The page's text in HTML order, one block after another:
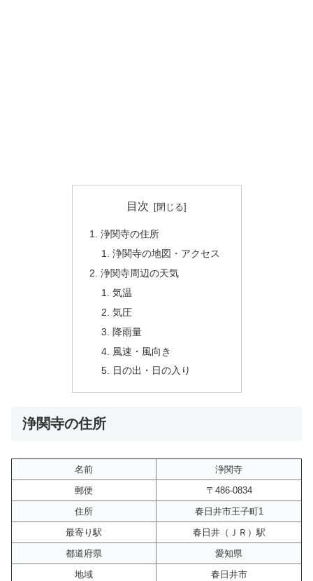
目次
浄関寺の住所
浄関寺の地図・アクセス
浄関寺周辺の天気
気温
気圧
降雨量
風速・風向き
日の出・日の入り
浄関寺の住所
名前
浄関寺
郵便
〒486-0834
住所
春日井市王子町1
最寄り駅
春日井（ＪＲ）駅
都道府県
愛知県
地域
春日井市